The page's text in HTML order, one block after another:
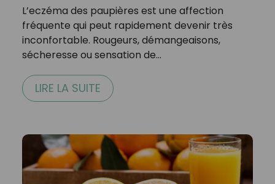
L’eczéma des paupières est une affection
fréquente qui peut rapidement devenir très
inconfortable. Rougeurs, démangeaisons,
sécheresse ou sensation de…
LIRE LA SUITE